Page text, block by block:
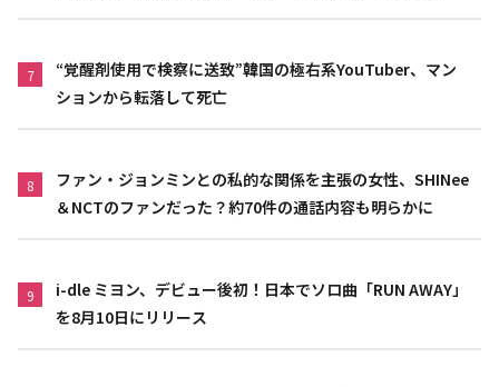
7
“覚醒剤使用で検察に送致”韓国の極右系YouTuber、マン
ションから転落して死亡
8
ファン・ジョンミンとの私的な関係を主張の女性、SHINee
＆NCTのファンだった？約70件の通話内容も明らかに
9
i-dle ミヨン、デビュー後初！日本でソロ曲「RUN AWAY」
を8月10日にリリース